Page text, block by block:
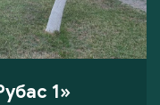
1»